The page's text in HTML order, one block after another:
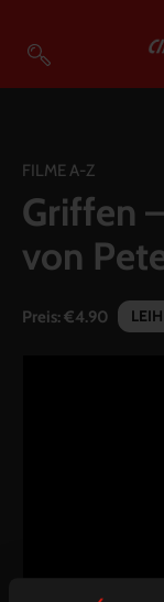
So
FILME A-Z
Griffen
von
Preis:€4.90